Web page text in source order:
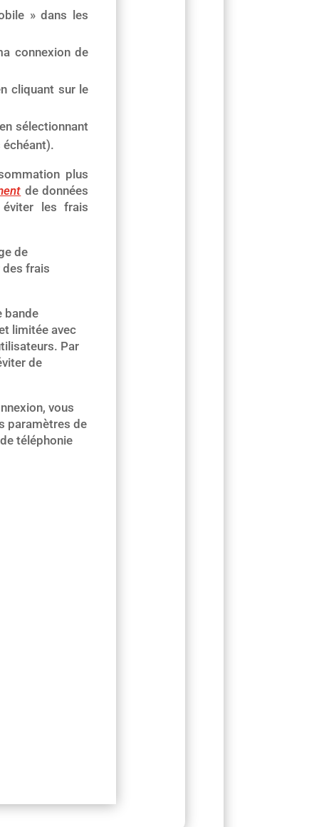
» dans les
connexion de
cliquant sur le
sélectionnant
échéant).
plus
de données
les frais
de
frais
bande
limitée avec
Par
de
vous
paramètres de
téléphonie